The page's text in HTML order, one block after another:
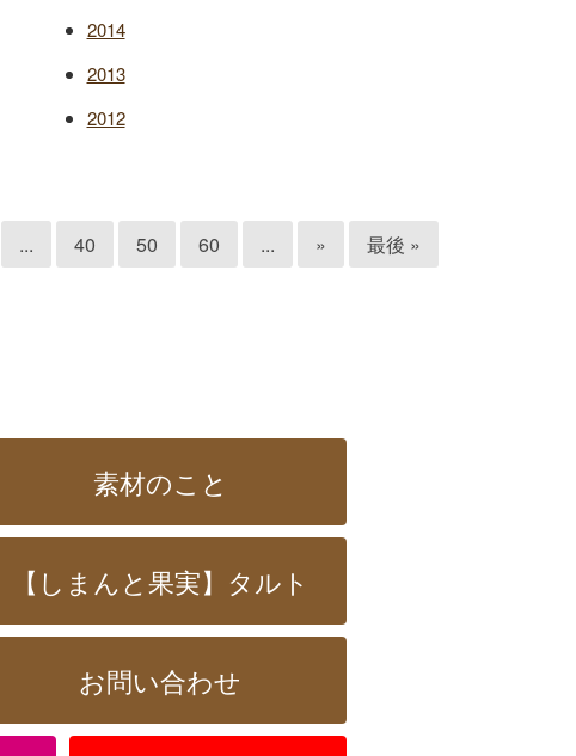
... 40 50 60 ... » 最後 »
2014
2013
2012
素材のこと
【しまんと果実】タルト
お問い合わせ